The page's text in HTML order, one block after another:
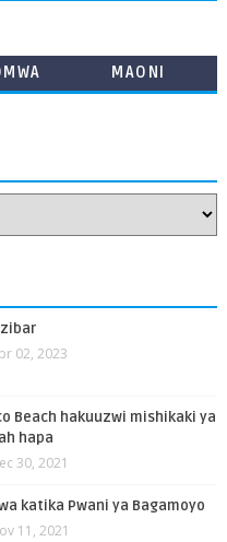
MAONI
02, 2023
Beach hakuuzwi mishikaki ya
hapa
30, 2021
katika Pwani ya Bagamoyo
11, 2021